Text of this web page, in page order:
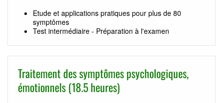
Etude et applications pratiques pour plus de 80
symptômes
Test intermédiaire - Préparation à l'examen
Traitement des symptômes psychologiques,
émotionnels (18.5 heures)